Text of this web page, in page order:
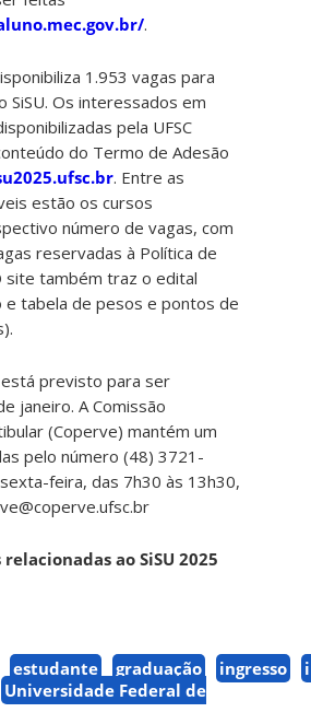
.
1.953 vagas para
SiSU. Os interessados em
pela UFSC
do Termo de Adesão
. Entre as
estão os cursos
número de vagas, com
reservadas à Política de
site também traz o edital
e tabela de pesos e pontos de
previsto para ser
janeiro. A Comissão
(Coperve) mantém um
pelo número (48) 3721-
feira, das 7h30 às 13h30,
ao SiSU 2025
estudante graduação ingresso
Universidade Federal de